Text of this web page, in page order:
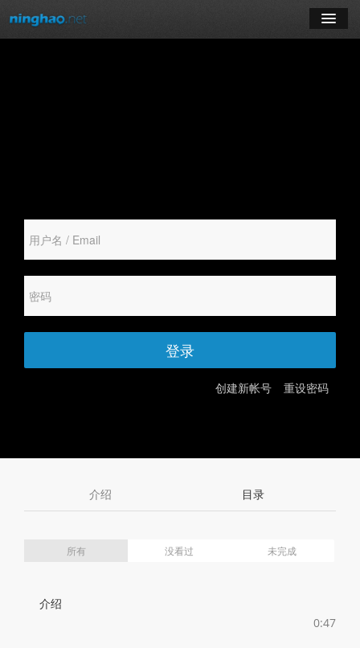
创建新帐号 重设密码
登录
介绍 目录
所有 没看过 未完成
介绍
0:47